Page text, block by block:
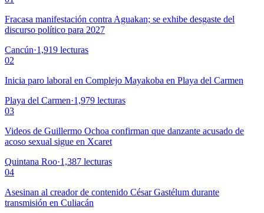
Fracasa manifestación contra Aguakan; se exhibe desgaste del
discurso político para 2027
Cancún·1,919 lecturas
02
Inicia paro laboral en Complejo Mayakoba en Playa del Carmen
Playa del Carmen·1,979 lecturas
03
Videos de Guillermo Ochoa confirman que danzante acusado de
acoso sexual sigue en Xcaret
Quintana Roo·1,387 lecturas
04
Asesinan al creador de contenido César Gastélum durante
transmisión en Culiacán